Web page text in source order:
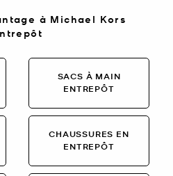
à Michael Kors
SACS À MAIN
ENTREPÔT
CHAUSSURES EN
ENTREPÔT